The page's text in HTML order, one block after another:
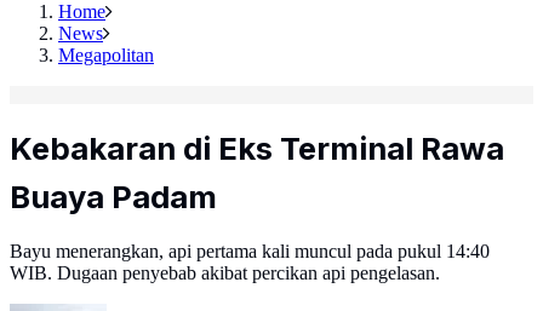
Home
News
Megapolitan
Kebakaran di Eks Terminal Rawa
Buaya Padam
Bayu menerangkan, api pertama kali muncul pada pukul 14:40
WIB. Dugaan penyebab akibat percikan api pengelasan.